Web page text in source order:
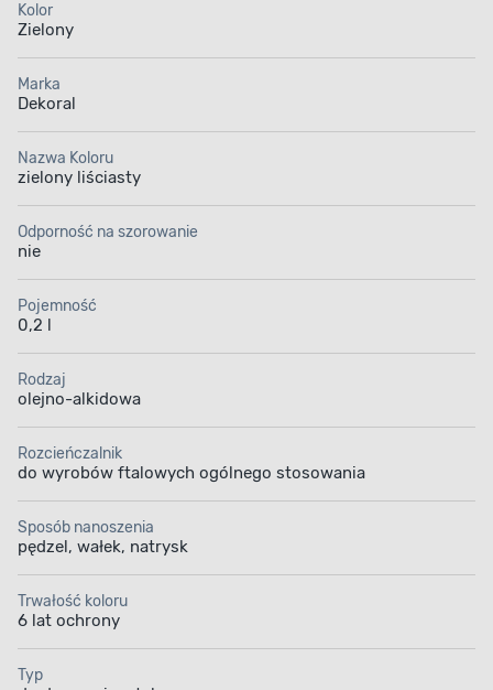
Kolor
Zielony
Marka
Dekoral
Nazwa Koloru
zielony liściasty
Odporność na szorowanie
nie
Pojemność
0,2 l
Rodzaj
olejno-alkidowa
Rozcieńczalnik
do wyrobów ftalowych ogólnego stosowania
Sposób nanoszenia
pędzel, wałek, natrysk
Trwałość koloru
6 lat ochrony
Typ